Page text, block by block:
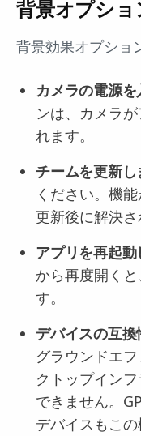
背景オプシ
背景効果オプショ
カメラの電源を
ンは、カメラ
れます。
チームを更新し
ください。機
更新後に解決さ
アプリを再起動
から再度開く
す。
デバイスの互換
グラウンドエ
クトップイン
できません。
デバイスもこ